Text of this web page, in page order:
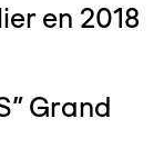
en 2018
Grand